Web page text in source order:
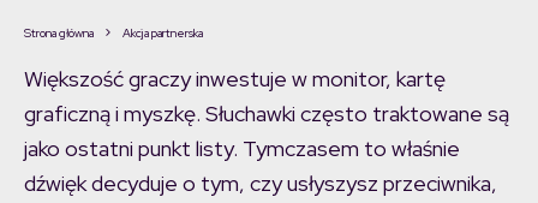
Strona główna Akcja partnerska
Większość graczy inwestuje w monitor, kartę
graficzną i myszkę. Słuchawki często traktowane są
jako ostatni punkt listy. Tymczasem to właśnie
dźwięk decyduje o tym, czy usłyszysz przeciwnika,